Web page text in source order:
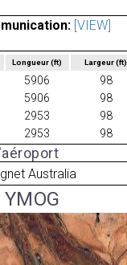
[VIEW]
Longueur(ft) Largeur(ft)
5906 98
5906 98
2953 98
2953 98
Australia